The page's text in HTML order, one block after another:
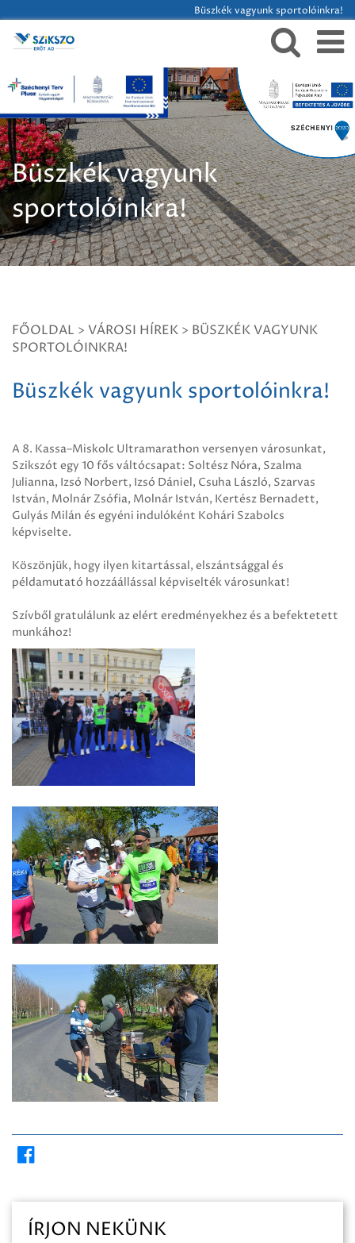
Büszkék vagyunk sportolóinkra!
Büszkék vagyunk
sportolóinkra!
FŐOLDAL > VÁROSI HÍREK > BÜSZKÉK VAGYUNK
SPORTOLÓINKRA!
Büszkék vagyunk sportolóinkra!
A 8. Kassa–Miskolc Ultramarathon versenyen városunkat,
Szikszót egy 10 fős váltócsapat: Soltész Nóra, Szalma
Julianna, Izsó Norbert, Izsó Dániel, Csuha László, Szarvas
István, Molnár Zsófia, Molnár István, Kertész Bernadett,
Gulyás Milán és egyéni indulóként Kohári Szabolcs
képviselte.
Köszönjük, hogy ilyen kitartással, elszántsággal és
példamutató hozzáállással képviselték városunkat!
Szívből gratulálunk az elért eredményekhez és a befektetett
munkához!
ÍRJON NEKÜNK